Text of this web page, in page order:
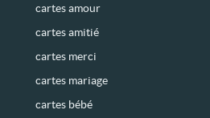
cartes amour
cartes amitié
cartes merci
cartes mariage
cartes bébé